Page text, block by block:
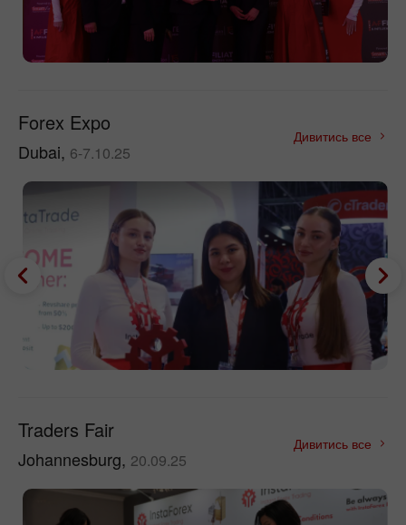
Forex Expo
Dubai, 6-7.10.25
Дивитись все
Traders Fair
Johannesburg, 20.09.25
Дивитись все